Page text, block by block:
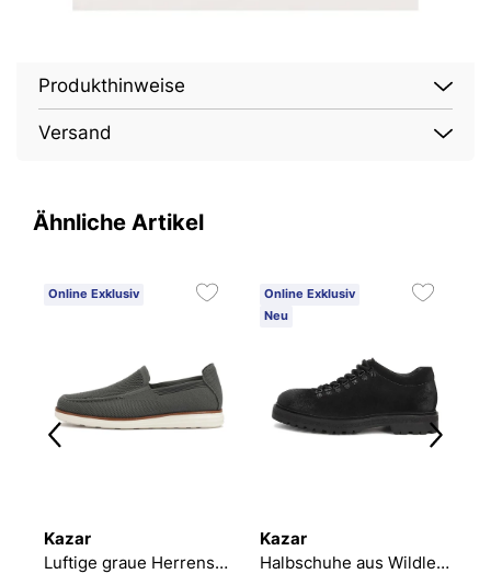
Produkthinweise
Versand
Ähnliche Artikel
Online Exklusiv
Kazar
Luftige graue Herrenschuhe
Online Exklusiv
Neu
Kazar
Halbschuhe aus Wildleder